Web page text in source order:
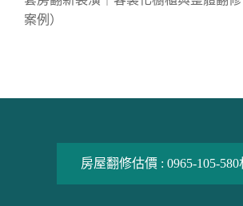
案例）
房屋翻修估價 : 0965-105-580